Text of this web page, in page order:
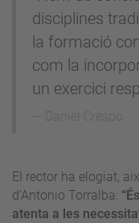
disciplines
la formació
com la
un exercici
El rector ha elogiat,
d’Antonio Torralba:
atenta a les